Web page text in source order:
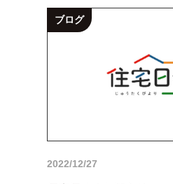
ブログ
2022/12/27